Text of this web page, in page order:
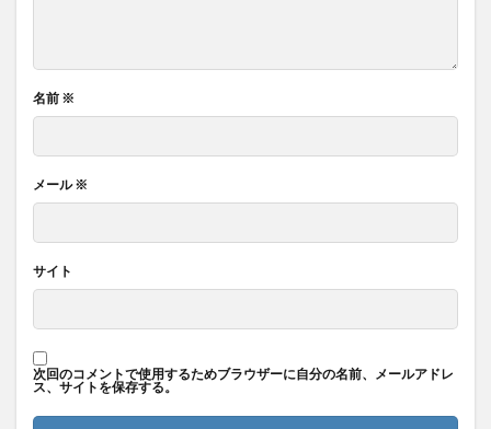
名前 ※
メール※
サイト
次回のコメントで使用するためブラウザーに自分の名前、メールアドレ
ス、サイトを保存する。